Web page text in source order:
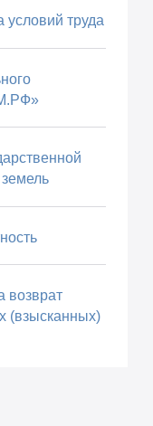
труда
возврат
(взысканных)